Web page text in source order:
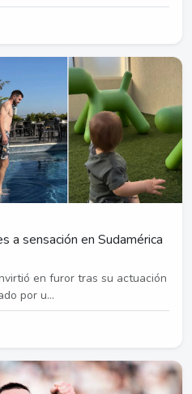
a sensación en Sudamérica
en furor tras su actuación
por u...